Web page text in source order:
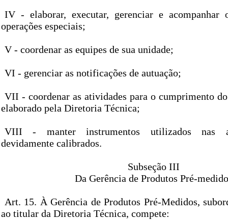
IV - elaborar, executar, gerenciar e acompanhar
operações especiais;
V - coordenar as equipes de sua unidade;
VI - gerenciar as notificações de autuação;
VII - coordenar as atividades para o cumprimento
elaborado pela Diretoria Técnica;
VIII - manter instrumentos utilizados nas
devidamente calibrados.
Subseção III
Da Gerência de Produtos Pré-
Art. 15. À Gerência de Produtos Pré-Medidos,
ao titular da Diretoria Técnica, compete: